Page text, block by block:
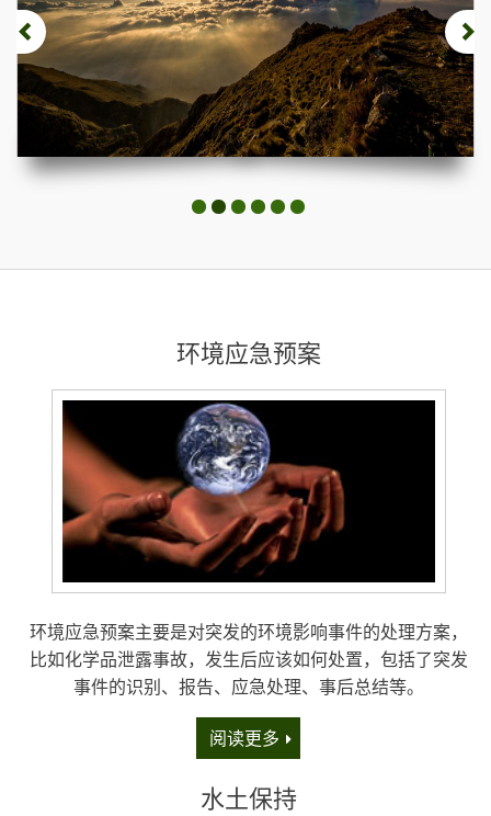
环境应急预案
环境应急预案主要是对突发的环境影响事件的处理方案，
比如化学品泄露事故，发生后应该如何处置，包括了突发
事件的识别、报告、应急处理、事后总结等。
阅读更多
水土保持